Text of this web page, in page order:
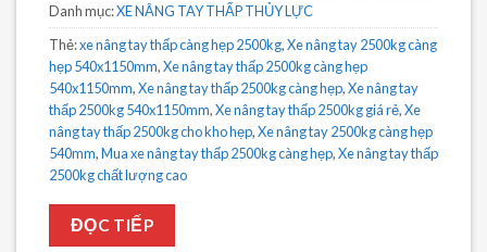
Danh mục:XE NÂNG TAY THẤP THỦY LỰC
Thẻ:xe nâng tay thấp càng hẹp 2500kg,Xe nâng tay 2500kg càng
hẹp 540x1150mm,Xe nâng tay thấp 2500kg càng hẹp
540x1150mm,Xe nâng tay thấp 2500kg càng hẹp,Xe nâng tay
thấp 2500kg 540x1150mm,Xe nâng tay thấp 2500kg giá rẻ,Xe
nâng tay thấp 2500kg cho kho hẹp,Xe nâng tay 2500kg càng hẹp
540mm,Mua xe nâng tay thấp 2500kg càng hẹp,Xe nâng tay thấp
2500kg chất lượng cao
ĐỌC TIẾP